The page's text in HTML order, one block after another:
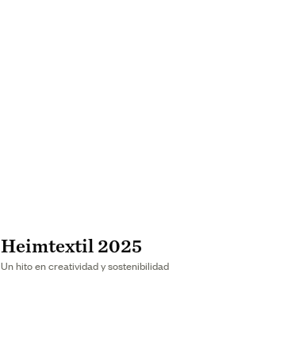
Heimtextil 2025
Un hito en creatividad y sostenibilidad